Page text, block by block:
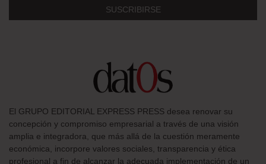
El GRUPO EDITORIAL EXPRESS PRESS desea renovar su
concepción y compromiso empresarial a través de una visión
amplia e integradora, que más allá de la cuestión meramente
económica, incorpore valores sociales, transparencia y ética
profesional a fin de alcanzar la adecuada implementación de un